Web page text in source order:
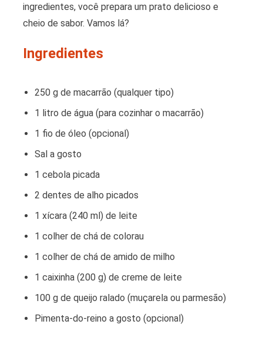
ingredientes, você prepara um prato delicioso e
cheio de sabor. Vamos lá?
Ingredientes
250 g de macarrão (qualquer tipo)
1 litro de água (para cozinhar o macarrão)
1 fio de óleo (opcional)
Sal a gosto
1 cebola picada
2 dentes de alho picados
1 xícara (240 ml) de leite
1 colher de chá de colorau
1 colher de chá de amido de milho
1 caixinha (200 g) de creme de leite
100 g de queijo ralado (muçarela ou parmesão)
Pimenta-do-reino a gosto (opcional)